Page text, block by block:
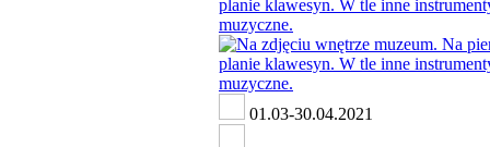
01.03-30.04.2021